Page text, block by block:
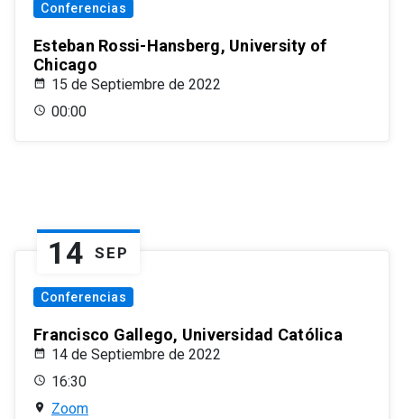
Conferencias
Esteban Rossi-Hansberg, University of
Chicago
15 de Septiembre de 2022
00:00
14 SEP
Conferencias
Francisco Gallego, Universidad Católica
14 de Septiembre de 2022
16:30
Zoom